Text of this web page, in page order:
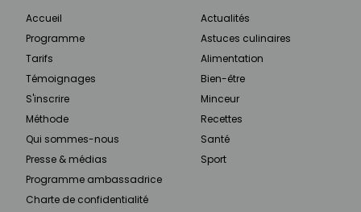
Accueil
Programme
Tarifs
Témoignages
S'inscrire
Méthode
Qui sommes-nous
Presse & médias
Programme ambassadrice
Charte de confidentialité
Actualités
Astuces culinaires
Alimentation
Bien-être
Minceur
Recettes
Santé
Sport